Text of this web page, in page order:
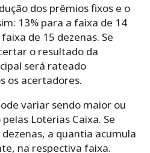
dos prêmios fixos e o
13% para a faixa de 14
de 15 dezenas. Se
o resultado da
será rateado
os acertadores.
variar sendo maior ou
Loterias Caixa. Se
a quantia acumula
na respectiva faixa.